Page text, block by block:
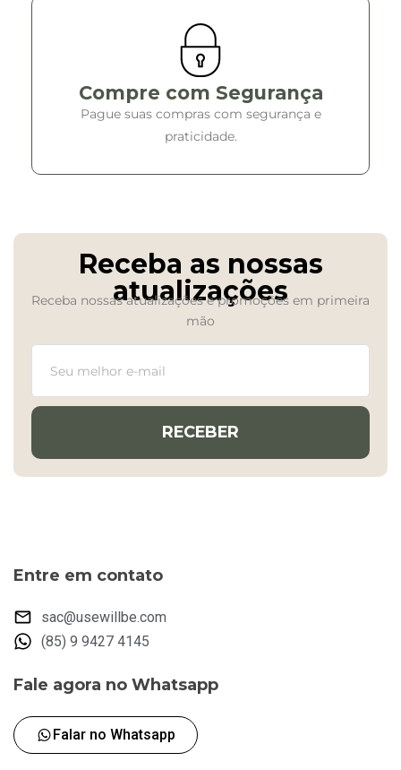
Compre com Segurança
Pague suas compras com segurança e
praticidade.
Receba as nossas
atualizações
Receba nossas atualizações e promoções em primeira
mão
RECEBER
Entre em contato
sac@usewillbe.com
(85) 9 9427 4145
Fale agora no Whatsapp
Falar no Whatsapp